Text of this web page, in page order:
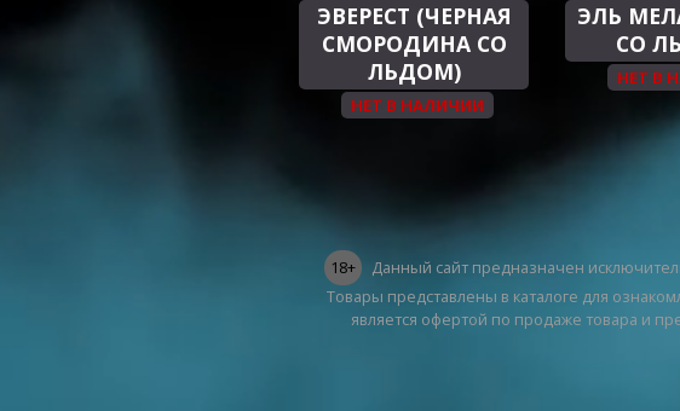
ЭВЕРЕСТ (ЧЕРНАЯ
СМОРОДИНА СО
ЛЬДОМ)
НЕТ В НАЛИЧИИ
ЭЛЬ
СО
НЕТ В
18+
Данный сайт предназначен
Товары представлены в каталоге для
является офертой по продаже товара и